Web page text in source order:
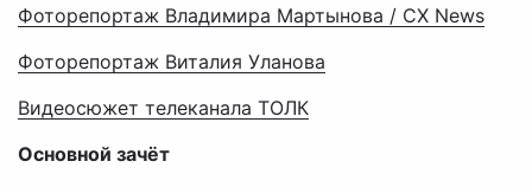
Фоторепортаж Владимира Мартынова / CX News
Фоторепортаж Виталия Уланова
Видеосюжет телеканала ТОЛК
Основной зачёт